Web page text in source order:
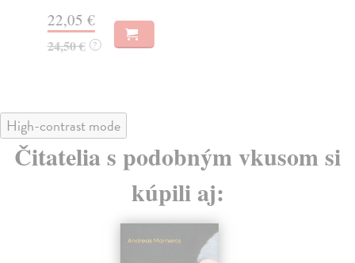
22,05 €
24,50 € ?
High-contrast mode
Čitatelia s podobným vkusom si
kúpili aj: